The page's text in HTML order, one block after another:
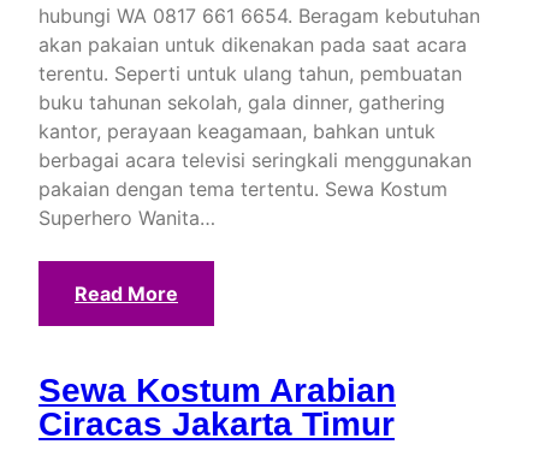
hubungi WA 0817 661 6654. Beragam kebutuhan
akan pakaian untuk dikenakan pada saat acara
terentu. Seperti untuk ulang tahun, pembuatan
buku tahunan sekolah, gala dinner, gathering
kantor, perayaan keagamaan, bahkan untuk
berbagai acara televisi seringkali menggunakan
pakaian dengan tema tertentu. Sewa Kostum
Superhero Wanita…
Read More
Sewa Kostum Arabian
Ciracas Jakarta Timur